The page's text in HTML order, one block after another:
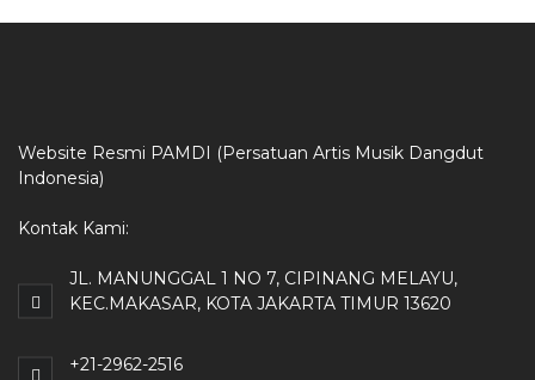
Website Resmi PAMDI (Persatuan Artis Musik Dangdut
Indonesia)
Kontak Kami:
JL. MANUNGGAL 1 NO 7, CIPINANG MELAYU,
KEC.MAKASAR, KOTA JAKARTA TIMUR 13620
+21-2962-2516